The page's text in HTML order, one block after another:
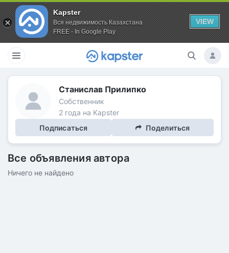
Kapster
Вся недвижимость Казахстана
FREE - In Google Play
VIEW
Станислав Прилипко
Собственник
2 года на Kapster
Подписаться
Поделиться
Все объявления автора
Ничего не найдено